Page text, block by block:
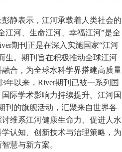
静表示，江河承载着人类社会的
江河、生命江河、幸福江河”是全
期刊正是在深入实施国家“江河
生。期刊旨在积极推动全球江河
合，为全球水科学界搭建高质量
年以来，River期刊已被一系列国
际学术影响力持续提升。江河国
刊的旗舰活动，汇聚来自世界各
维系江河健康生命力、促进人水
认知、创新技术与治理策略，为
慧与新方案。